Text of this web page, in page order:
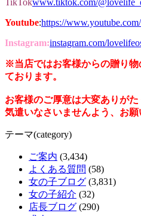
TikTokwww.tiktok.com/
Youtube:https://
Instagram:instagram.com/
※当店ではお客様からの贈り
ております。
お客様のご厚意は大変ありが
気遣いなさいませんよう、お願
テーマ(category)
ご案内 (3,434)
よくある質問 (58)
女の子ブログ (3,831)
女の子紹介 (32)
店長ブログ (290)